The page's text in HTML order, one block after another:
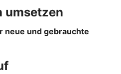
umsetzen
neue und gebrauchte